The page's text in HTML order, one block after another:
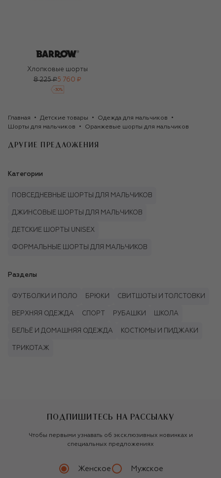
Хлопковые шорты
8 225 ₽5 760 ₽
-30%
Главная Детские товары
Одежда для мальчиков
Шорты для мальчиков
Оранжевые шорты для мальчиков
ДРУГИЕ ПРЕДЛОЖЕНИЯ
Категории
ПОВСЕДНЕВНЫЕ ШОРТЫ ДЛЯ МАЛЬЧИКОВ
ДЖИНСОВЫЕ ШОРТЫ ДЛЯ МАЛЬЧИКОВ
ДЕТСКИЕ ШОРТЫ UNISEX
ФОРМАЛЬНЫЕ ШОРТЫ ДЛЯ МАЛЬЧИКОВ
Разделы
ФУТБОЛКИ И ПОЛО БРЮКИ СВИТШОТЫ И ТОЛСТОВКИ
ВЕРХНЯЯ ОДЕЖДА СПОРТ РУБАШКИ ШКОЛА
БЕЛЬЁ И ДОМАШНЯЯ ОДЕЖДА КОСТЮМЫ И ПИДЖАКИ
ТРИКОТАЖ
ПОДПИШИТЕСЬ НА РАССЫЛКУ
Чтобы первыми узнавать об эксклюзивных новинках и
специальных предложениях
Женское Мужское